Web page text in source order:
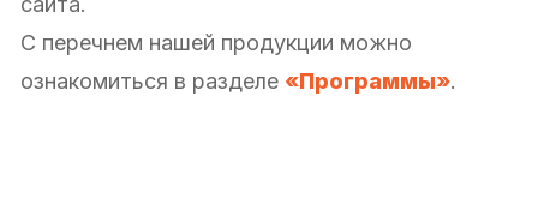
С перечнем нашей продукции можно
ознакомиться в разделе «Программы».